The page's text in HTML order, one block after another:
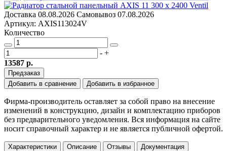
Доставка 08.08.2026 Самовывоз 07.08.2026
Артикул: AXIS113024V
Количество
- +
13587 р.
Предзаказ
Добавить в сравнение
Добавить в избранное
Фирма-производитель оставляет за собой право на внесение
изменений в конструкцию, дизайн и комплектацию приборов
без предварительного уведомления. Вся информация на сайте
носит справочный характер и не является публичной офертой.
Характеристики Описание Отзывы Документация